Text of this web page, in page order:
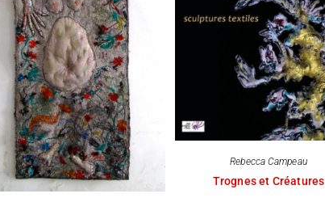
Rebecca Campeau
Trognes et Créatures